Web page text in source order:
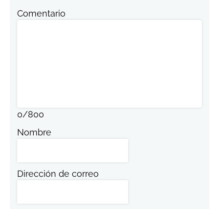
Comentario
0/800
Nombre
Dirección de correo